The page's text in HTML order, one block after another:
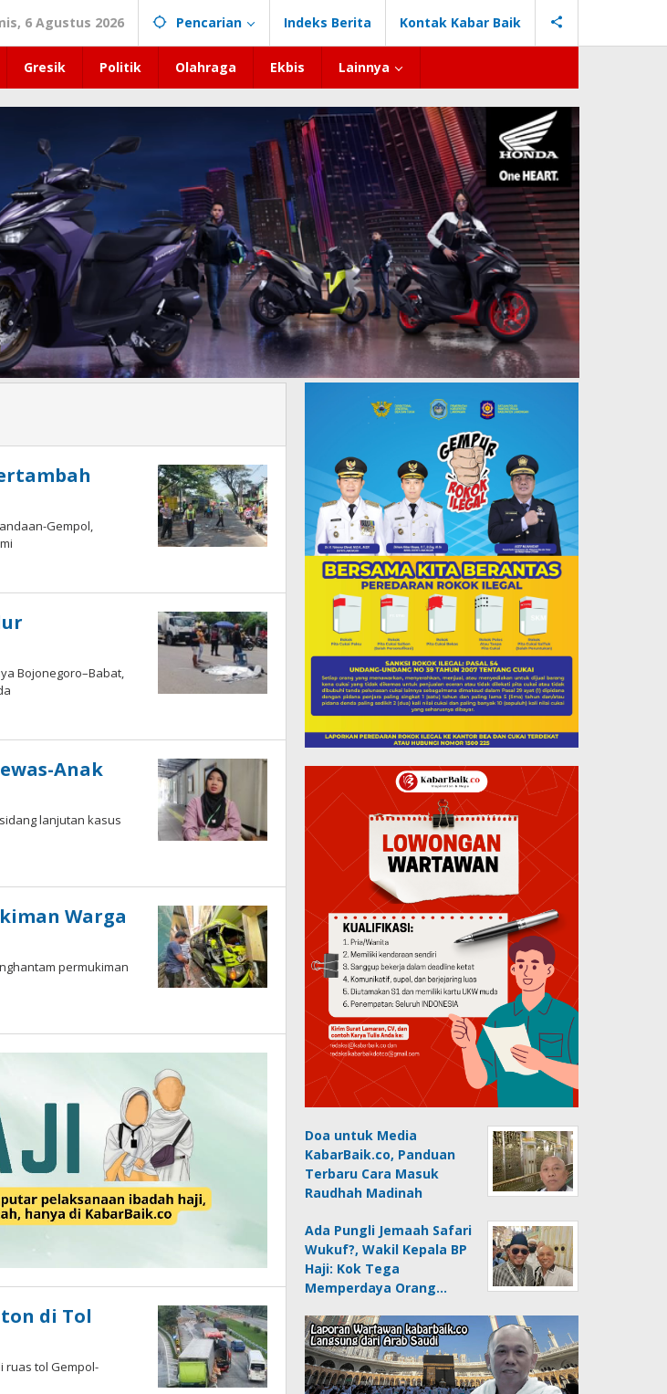
6 Agustus 2026 Pencarian Indeks Berita Kontak Kabar Baik
Gresik Politik Olahraga Ekbis Lainnya
Gempol,
Bojonegoro–Babat,
Anak
lanjutan kasus
Warga
permukiman
di Tol
ruas tol Gempol-
Doa untuk Media
KabarBaik.co, Panduan
Terbaru Cara Masuk
Raudhah Madinah
Ada Pungli Jemaah Safari
Wukuf?, Wakil Kepala BP
Haji: Kok Tega
Memperdaya Orang…